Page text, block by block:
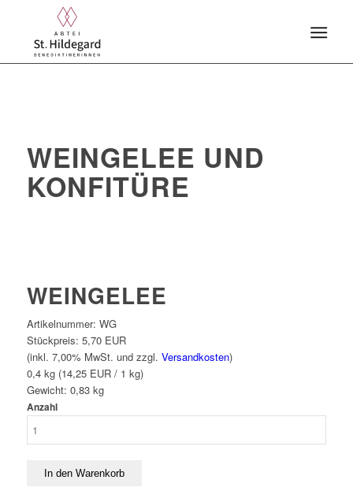
WEINGELEE UND
KONFITÜRE
WEINGELEE
Artikelnummer: WG
Stückpreis: 5,70 EUR
(inkl. 7,00% MwSt. und zzgl. Versandkosten)
0,4 kg (14,25 EUR / 1 kg)
Gewicht: 0,83kg
Anzahl